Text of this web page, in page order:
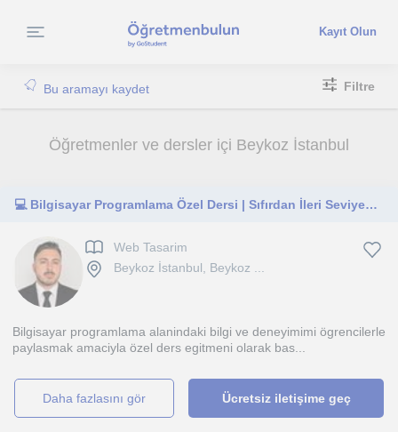
Kayıt Olun
Bu aramayı kaydet Filtre
Öğretmenler ve dersler içi Beykoz İstanbul
💻 Bilgisayar Programlama Özel Dersi | Sıfırdan İleri Seviyeye Uygulamalı Eğitim
Web Tasarim
Beykoz İstanbul, Beykoz ...
Bilgisayar programlama alanindaki bilgi ve deneyimimi ögrencilerle
paylasmak amaciyla özel ders egitmeni olarak bas...
daha fazlasını gör Ücretsiz iletişime geç